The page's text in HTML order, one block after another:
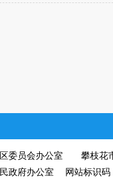
区委员会办公室 攀枝花
政府办公室 网站标识码